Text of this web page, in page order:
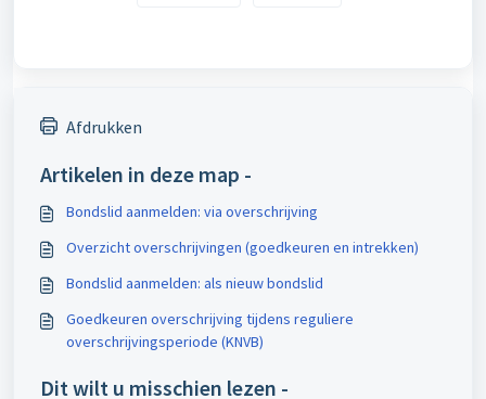
Afdrukken
Artikelen in deze map -
Bondslid aanmelden: via overschrijving
Overzicht overschrijvingen (goedkeuren en intrekken)
Bondslid aanmelden: als nieuw bondslid
Goedkeuren overschrijving tijdens reguliere
overschrijvingsperiode (KNVB)
Dit wilt u misschien lezen -